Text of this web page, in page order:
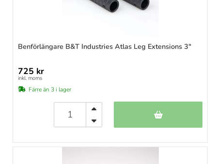
Benförlängare B&T Industries Atlas Leg Extensions 3"
725 kr
inkl. moms
Färre än 3 i lager